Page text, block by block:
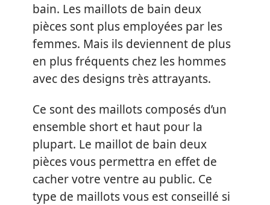
bain. Les maillots de bain deux
pièces sont plus employées par les
femmes. Mais ils deviennent de plus
en plus fréquents chez les hommes
avec des designs très attrayants.
Ce sont des maillots composés d’un
ensemble short et haut pour la
plupart. Le maillot de bain deux
pièces vous permettra en effet de
cacher votre ventre au public. Ce
type de maillots vous est conseillé si